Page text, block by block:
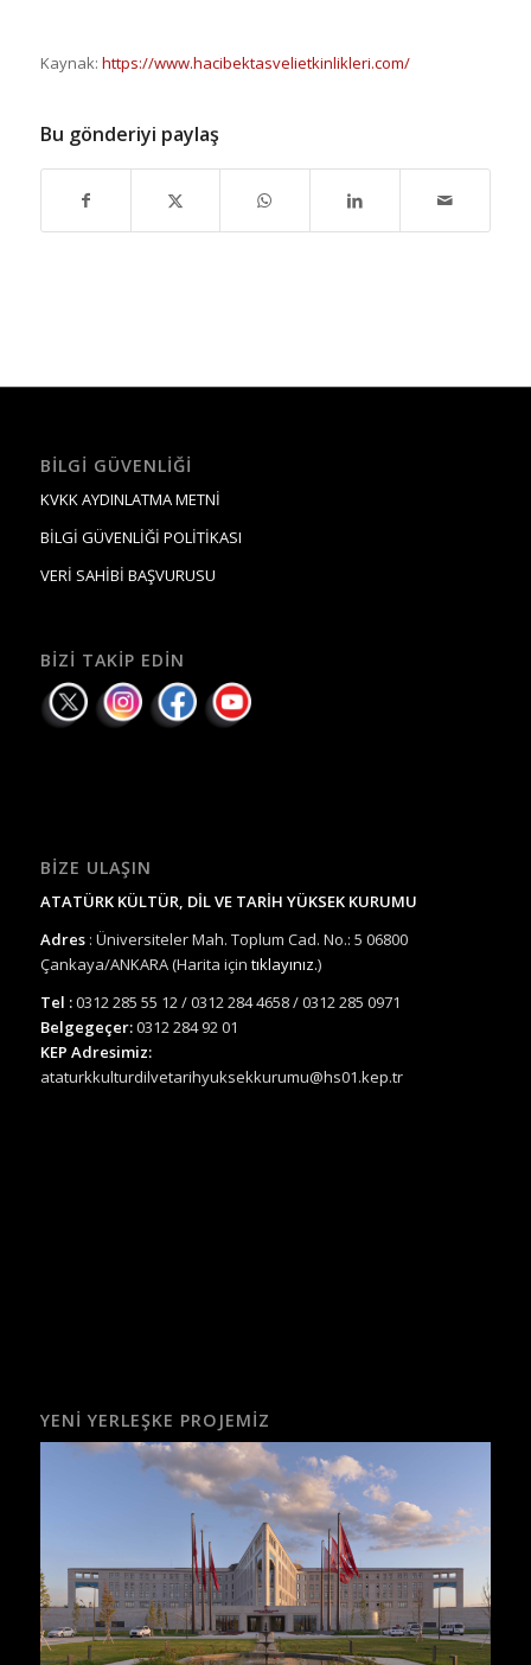
Kaynak: https://www.hacibektasvelietkinlikleri.com/
Bu gönderiyi paylaş
BILGI GÜVENLIĞI
KVKK AYDINLATMA METNİ
BİLGİ GÜVENLİĞİ POLİTİKASI
VERİ SAHİBİ BAŞVURUSU
BIZI TAKIP EDIN
BIZE ULAŞIN
ATATÜRK KÜLTÜR, DİL VE TARİH YÜKSEK KURUMU
Adres : Üniversiteler Mah. Toplum Cad. No.: 5 06800
Çankaya/ANKARA (Harita için tıklayınız.)
Tel :0312 285 55 12 / 0312 284 4658 / 0312 285 0971
Belgegeçer:0312 284 92 01
KEP Adresimiz:
ataturkkulturdilvetarihyuksekkurumu@hs01.kep.tr
YENI YERLEŞKE PROJEMIZ